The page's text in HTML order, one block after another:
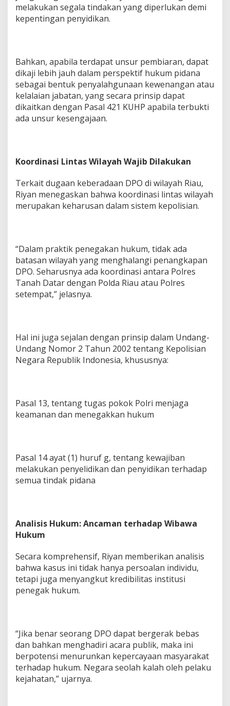
melakukan segala tindakan yang diperlukan demi
kepentingan penyidikan.
Bahkan, apabila terdapat unsur pembiaran, dapat
dikaji lebih jauh dalam perspektif hukum pidana
sebagai bentuk penyalahgunaan kewenangan atau
kelalaian jabatan, yang secara prinsip dapat
dikaitkan dengan Pasal 421 KUHP apabila terbukti
ada unsur kesengajaan.
Koordinasi Lintas Wilayah Wajib Dilakukan
Terkait dugaan keberadaan DPO di wilayah Riau,
Riyan menegaskan bahwa koordinasi lintas wilayah
merupakan keharusan dalam sistem kepolisian.
“Dalam praktik penegakan hukum, tidak ada
batasan wilayah yang menghalangi penangkapan
DPO. Seharusnya ada koordinasi antara Polres
Tanah Datar dengan Polda Riau atau Polres
setempat,” jelasnya.
Hal ini juga sejalan dengan prinsip dalam Undang-
Undang Nomor 2 Tahun 2002 tentang Kepolisian
Negara Republik Indonesia, khususnya:
Pasal 13, tentang tugas pokok Polri menjaga
keamanan dan menegakkan hukum
Pasal 14 ayat (1) huruf g, tentang kewajiban
melakukan penyelidikan dan penyidikan terhadap
semua tindak pidana
Analisis Hukum: Ancaman terhadap Wibawa
Hukum
Secara komprehensif, Riyan memberikan analisis
bahwa kasus ini tidak hanya persoalan individu,
tetapi juga menyangkut kredibilitas institusi
penegak hukum.
“Jika benar seorang DPO dapat bergerak bebas
dan bahkan menghadiri acara publik, maka ini
berpotensi menurunkan kepercayaan masyarakat
terhadap hukum. Negara seolah kalah oleh pelaku
kejahatan,” ujarnya.